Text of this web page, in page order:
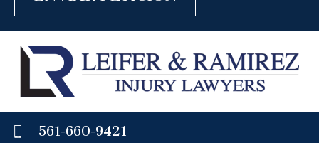
561-660-9421